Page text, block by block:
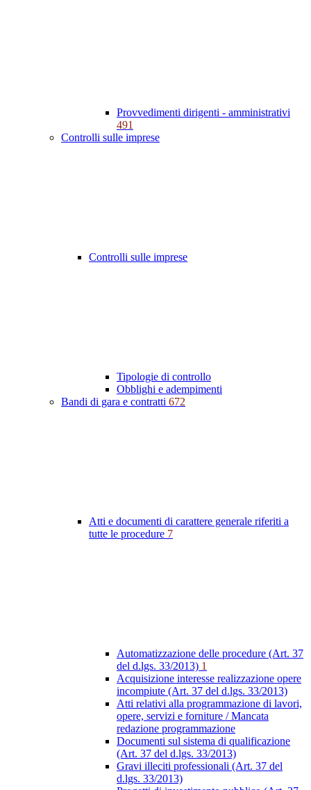
Provvedimenti dirigenti - amministrativi
491
Controlli sulle imprese
Controlli sulle imprese
Tipologie di controllo
Obblighi e adempimenti
Bandi di gara e contratti 672
Atti e documenti di carattere generale riferiti a
tutte le procedure 7
Automatizzazione delle procedure (Art. 37
del d.lgs. 33/2013) 1
Acquisizione interesse realizzazione opere
incompiute (Art. 37 del d.lgs. 33/2013)
Atti relativi alla programmazione di lavori,
opere, servizi e forniture / Mancata
redazione programmazione
Documenti sul sistema di qualificazione
(Art. 37 del d.lgs. 33/2013)
Gravi illeciti professionali (Art. 37 del
d.lgs. 33/2013)